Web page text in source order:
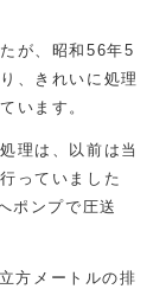
が、昭和56年5
、きれいに処理
います。
理は、以前は当
っていました
ポンプで圧送
方メートルの排